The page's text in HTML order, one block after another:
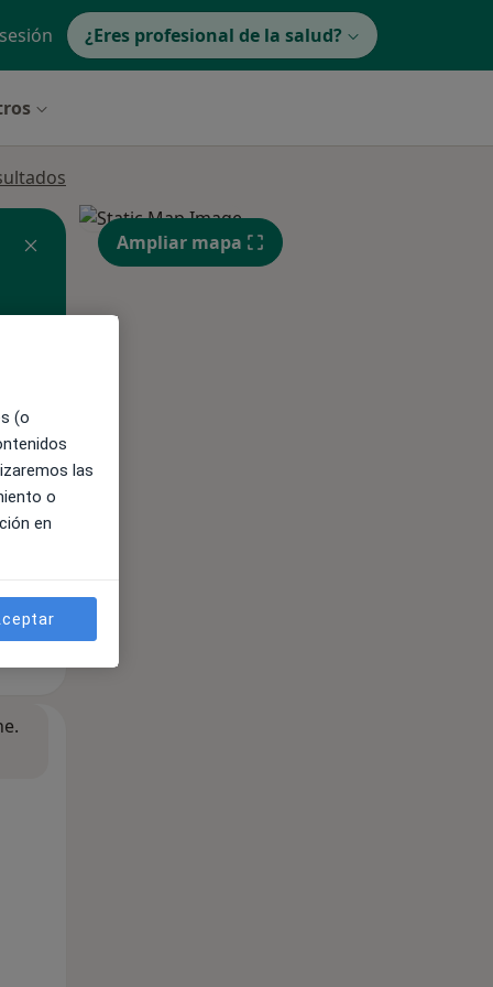
¿Eres profesional de la salud?
Ampliar mapa
(o
las
o
en